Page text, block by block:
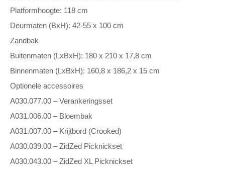
Platformhoogte: 118 cm
Deurmaten (BxH): 42-55 x 100 cm
Zandbak
Buitenmaten (LxBxH): 180 x 210 x 17,8 cm
Binnenmaten (LxBxH): 160,8 x 186,2 x 15 cm
Optionele accessoires
A030.077.00 – Verankeringsset
A031.006.00 – Bloembak
A031.007.00 – Krijtbord (Crooked)
A030.039.00 – ZidZed Picknickset
A030.043.00 – ZidZed XL Picknickset